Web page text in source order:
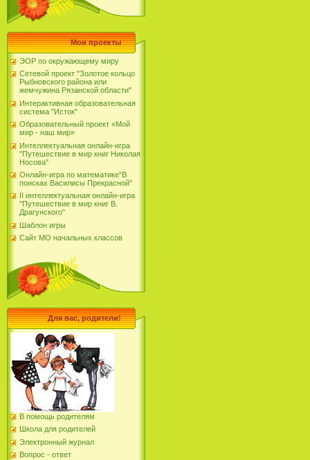
Мои проекты
ЭОР по окружающему миру
Сетевой проект "Золотое кольцо
Рыбновского района или
жемчужина Рязанской области"
Интерактивная образовательная
система "Исток"
Образовательный проект «Мой
мир - наш мир»
Интеллектуальная онлайн-игра
"Путешествие в мир книг Николая
Носова"
Онлайн-игра по математике"В
поисках Василисы Прекрасной"
II интеллектуальная онлайн-игра
"Путешествие в мир книг В.
Драгунского"
Шаблон игры
Сайт МО начальных классов
Для вас, родители!
В помощь родителям
Школа для родителей
Электронный журнал
Вопрос - ответ